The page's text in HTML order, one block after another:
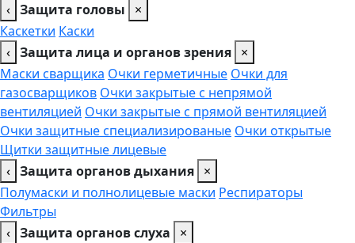
‹ Защита головы
×
Каскетки Каски
‹ Защита лица и органов зрения ×
Маски сварщика Очки герметичные Очки для
газосварщиков Очки закрытые с непрямой
вентиляцией Очки закрытые с прямой вентиляцией
Очки защитные специализированые Очки открытые
Щитки защитные лицевые
‹ Защита органов дыхания ×
Полумаски и полнолицевые маски Респираторы
Фильтры
‹ Защита органов слуха
×